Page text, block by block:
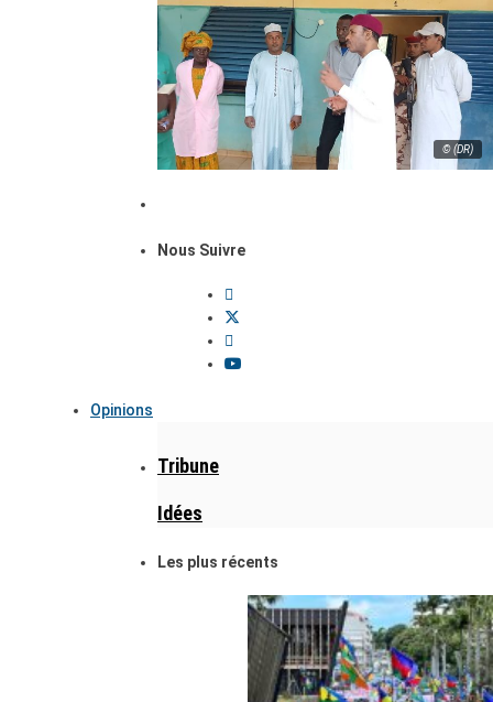
© (DR)
Nous Suivre
Opinions
Tribune
Idées
Les plus récents